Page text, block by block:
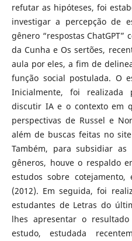
refutar as hipóteses, foi
investigar a percepção de
gênero “respostas ChatGPT”
da Cunha e Os sertões,
aula por eles, a fim de
função social postulada. O
Inicialmente, foi realizada
discutir IA e o contexto em
perspectivas de Russel e
além de buscas feitas no
Também, para subsidiar
gêneros, houve o respaldo
estudos sobre
(2012). Em seguida, foi
estudantes de Letras do
lhes apresentar o
estudo, estudada